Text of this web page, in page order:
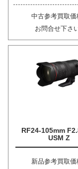
中古参考買取価
お問合せ下さ
RF24-105mm
USM Z
新品参考買取価